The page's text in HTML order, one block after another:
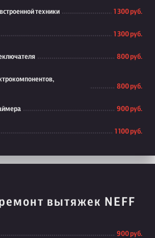
техники 1 300 руб.
1 300 руб.
800 руб.
800 руб.
900 руб.
1 100 руб.
вытяжек NEFF
900 руб.